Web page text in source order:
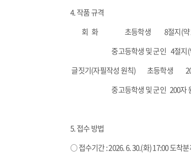
4. 작품 규격
회 화 초등학생 8절지(약
중고등학생 및 군인 4절지(약
글짓기(자필작성 원칙) 초등학생
중고등학생 및 군인 200자 원
5. 접수 방법
○ 접수기간 : 2026. 6. 30.(화) 17:00 도착